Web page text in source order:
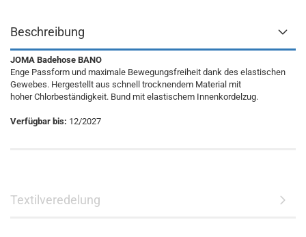
Beschreibung
JOMA Badehose BANO
Enge Passform und maximale Bewegungsfreiheit dank des elastischen
Gewebes. Hergestellt aus schnell trocknendem Material mit
hoher Chlorbeständigkeit. Bund mit elastischem Innenkordelzug.
Verfügbar bis: 12/2027
Textilveredelung